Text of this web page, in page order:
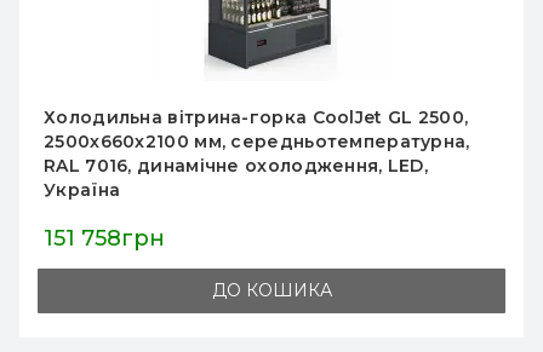
Холодильна вітрина-горка CoolJet GL 2500,
2500х660х2100 мм, середньотемпературна,
RAL 7016, динамічне охолодження, LED,
Україна
151 758грн
ДО КОШИКА